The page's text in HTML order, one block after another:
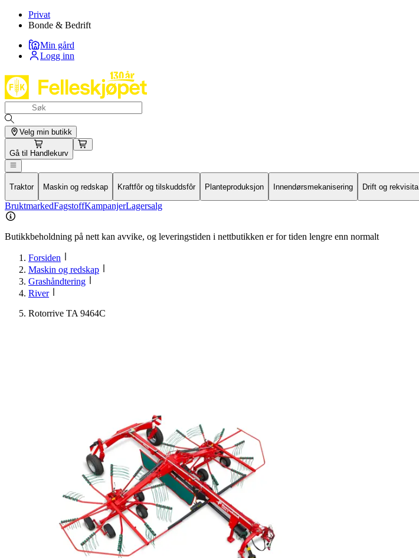
Privat
Bonde & Bedrift
Min gård
Logg inn
Velg min butikk
Gå til Handlekurv
Traktor Maskin og redskap Kraftfôr og tilskuddsfôr Planteproduksjon Innendørsmekanisering Drift og rekvisita
BruktmarkedFagstoffKampanjerLagersalg
Butikkbeholdning på nett kan avvike, og leveringstiden i nettbutikken er for tiden lengre enn normalt
Forsiden
Maskin og redskap
Grashåndtering
River
Rotorrive TA 9464C